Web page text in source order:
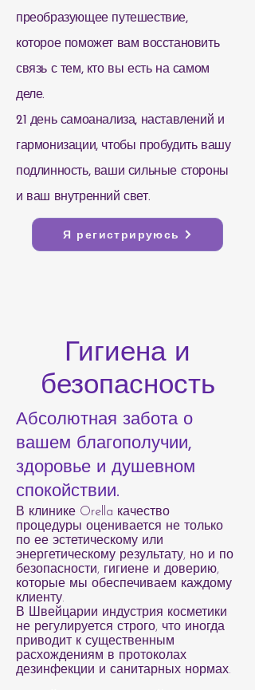
преобразующее путешествие,
которое поможет вам восстановить
связь с тем, кто вы есть на самом
деле.
21 день самоанализа, наставлений и
гармонизации, чтобы пробудить вашу
подлинность, ваши сильные стороны
и ваш внутренний свет.
Я регистрируюсь
Гигиена и
безопасность
Абсолютная забота о
вашем благополучии,
здоровье и душевном
спокойствии.
В клинике Orella качество
процедуры оценивается не только
по ее эстетическому или
энергетическому результату, но и по
безопасности, гигиене и доверию,
которые мы обеспечиваем каждому
клиенту.
В Швейцарии индустрия косметики
не регулируется строго, что иногда
приводит к существенным
расхождениям в протоколах
дезинфекции и санитарных нормах.